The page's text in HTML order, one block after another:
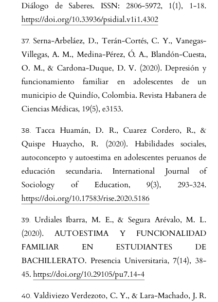
Diálogo de Saberes. ISSN: 2806-5972, 1(1), 1-18.
https://doi.org/10.33936/psidial.v1i1.4302
Serna-Arbeláez, D., Terán-Cortés, C. Y., Vanegas-
Villegas, A. M., Medina-Pérez, Ó. A., Blandón-Cuesta,
O. M., & Cardona-Duque, D. V. (2020). Depresión y
funcionamiento familiar en adolescentes de un
municipio de Quindío, Colombia. Revista Habanera de
Ciencias Médicas, 19(5), e3153.
Tacca Huamán, D. R., Cuarez Cordero, R., &
Quispe Huaycho, R. (2020). Habilidades sociales,
autoconcepto y autoestima en adolescentes peruanos de
educación secundaria. International Journal of
Sociology of Education, 9(3), 293-324.
https://doi.org/10.17583/rise.2020.5186
Urdiales Ibarra, M. E., & Segura Arévalo, M. L.
(2020). AUTOESTIMA Y FUNCIONALIDAD
FAMILIAR EN ESTUDIANTES DE
BACHILLERATO. Presencia Universitaria, 7(14), 38-
45. https://doi.org/10.29105/pu7.14-4
Valdiviezo Verdezoto, C. Y., & Lara-Machado, J. R.